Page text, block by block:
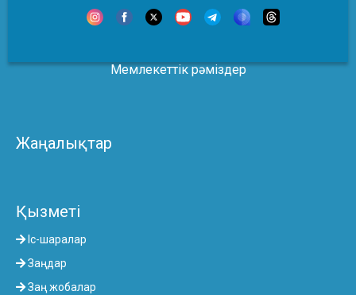
Мемлекеттік рәміздер
Жаңалықтар
Қызметі
Іс-шаралар
Заңдар
Заң жобалар